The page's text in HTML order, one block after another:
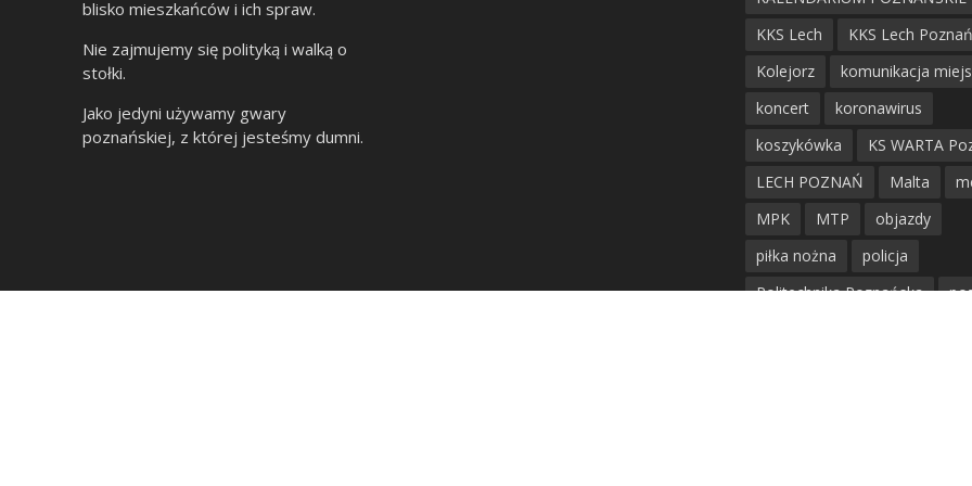
blisko mieszkańców i ich spraw.
Nie zajmujemy się polityką i walką o
stołki.
Jako jedyni używamy gwary
poznańskiej, z której jesteśmy dumni.
KKS Lech
KKS Lech Poznań
Kolejorz
komunikacja
koncert
koronawirus
koszykówka
KS WARTA
LECH POZNAŃ
Malta
MPK
MTP
objazdy
piłka nożna
policja
Politechnika Poznańska